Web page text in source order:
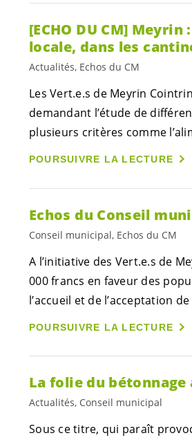
[ECHO DU CM]
locale, dans les
Actualités, Echos du CM
Les Vert.e.s de Meyrin
demandant l’étude de
plusieurs critères comme
POURSUIVRE LA LECTURE
Echos du Conseil
Conseil municipal, Echos du CM
A l’initiative des Vert.e.s de
000 francs en faveur des
l’accueil et de l’acceptation
POURSUIVRE LA LECTURE
La folie du
Actualités, Conseil municipal
Sous ce titre, qui paraît